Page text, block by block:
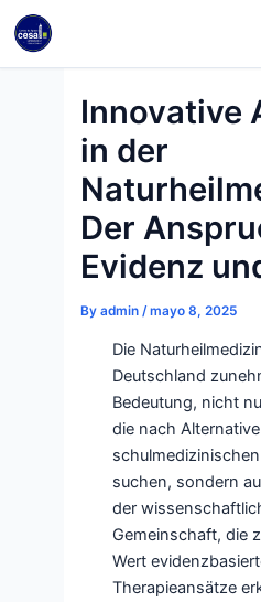
Skip
content
Innovative
in der
Der
Evidenz
By admin /mayo 8, 2025
Die
Deutschland
Bedeutung, nicht
die nach
suchen, sondern
der
Gemeinschaft, die
Wert
Therapieansätze